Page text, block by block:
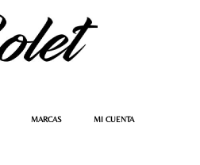
MARCAS MI CUENTA